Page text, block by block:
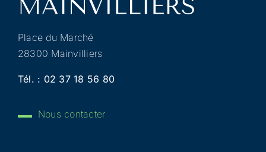
Place du Marché
28300 Mainvilliers
Tél. : 02 37 18 56 80
Nous contacter